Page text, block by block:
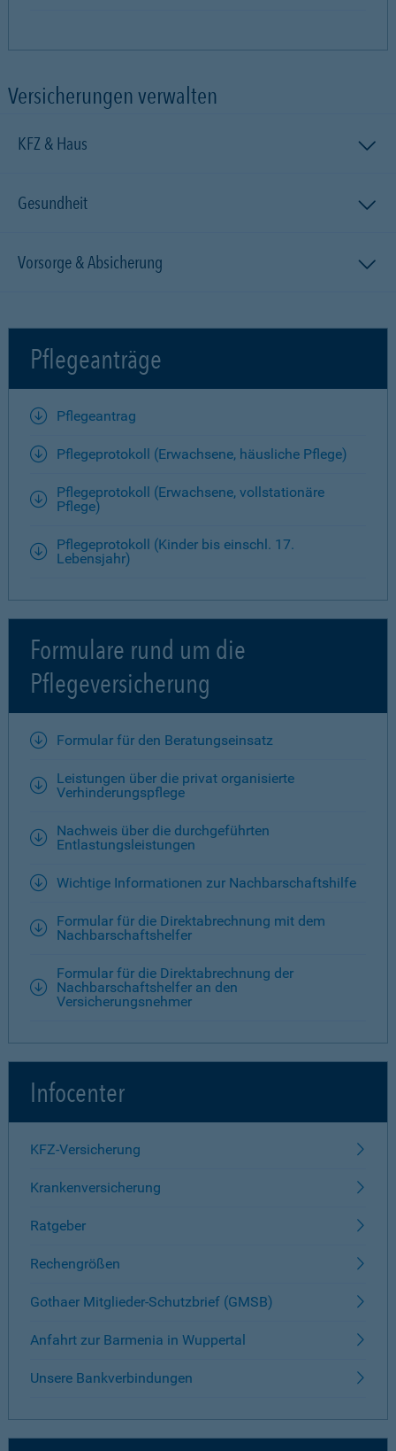
Versicherungen verwalten
KFZ & Haus
Gesundheit
Vorsorge & Absicherung
Pflegeanträge
Pflegeantrag
Pflegeprotokoll (Erwachsene, häusliche Pflege)
Pflegeprotokoll (Erwachsene, vollstationäre
Pflege)
Pflegeprotokoll (Kinder bis einschl. 17.
Lebensjahr)
Formulare rund um die
Pflegeversicherung
Formular für den Beratungseinsatz
Leistungen über die privat organisierte
Verhinderungspflege
Nachweis über die durchgeführten
Entlastungsleistungen
Wichtige Informationen zur Nachbarschaftshilfe
Formular für die Direktabrechnung mit dem
Nachbarschaftshelfer
Formular für die Direktabrechnung der
Nachbarschaftshelfer an den
Versicherungsnehmer
Infocenter
KFZ-Versicherung
Krankenversicherung
Ratgeber
Rechengrößen
Gothaer Mitglieder-Schutzbrief (GMSB)
Anfahrt zur Barmenia in Wuppertal
Unsere Bankverbindungen